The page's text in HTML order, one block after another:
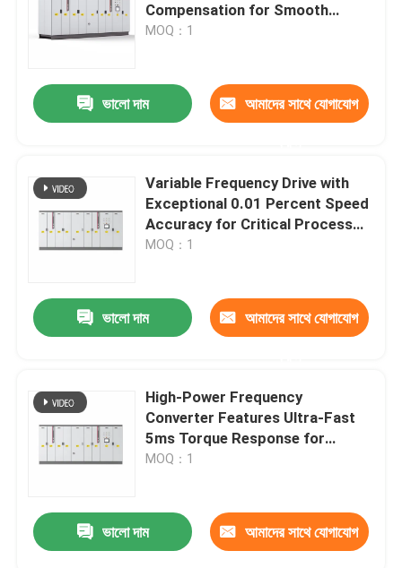
Compensation for Smooth
Motor Performance
MOQ：1
ভালো দাম আমাদের সাথে যোগাযোগ
Variable Frequency Drive with
Exceptional 0.01 Percent Speed
Accuracy for Critical Process
Control
MOQ：1
ভালো দাম আমাদের সাথে যোগাযোগ
High-Power Frequency
Converter Features Ultra-Fast
5ms Torque Response for
Demanding Applications
MOQ：1
ভালো দাম আমাদের সাথে যোগাযোগ